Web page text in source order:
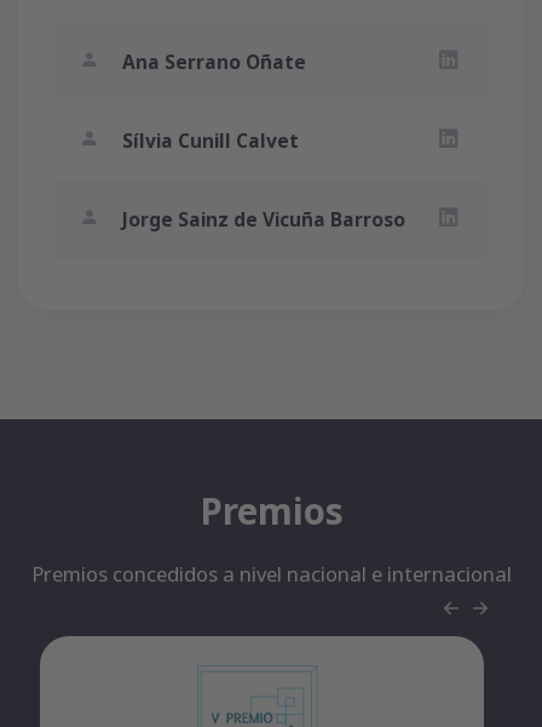
Ana Serrano Oñate
Sílvia Cunill Calvet
Jorge Sainz de Vicuña Barroso
Premios
Premios concedidos a nivel nacional e internacional